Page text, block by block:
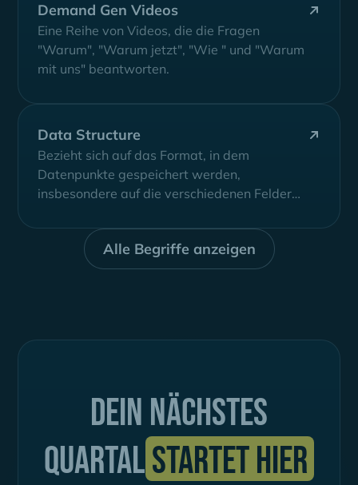
Demand Gen Videos
Eine Reihe von Videos, die die Fragen
"Warum", "Warum jetzt", "Wie " und "Warum
mit uns" beantworten.
Data Structure
Bezieht sich auf das Format, in dem
Datenpunkte gespeichert werden,
insbesondere auf die verschiedenen Felder
Alle Begriffe anzeigen
Dein nächstes
Quartalstartet hier